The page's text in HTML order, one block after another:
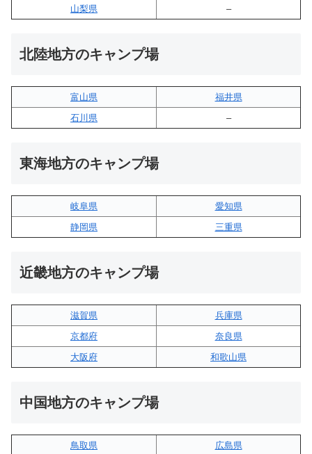
山梨県
–
北陸地方のキャンプ場
富山県
福井県
石川県
–
東海地方のキャンプ場
岐阜県
愛知県
静岡県
三重県
近畿地方のキャンプ場
滋賀県
兵庫県
京都府
奈良県
大阪府
和歌山県
中国地方のキャンプ場
鳥取県
広島県